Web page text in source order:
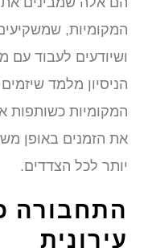
המקומיות, שמשקיעים
ושיודעים לעבוד עם
הניסיון מלמד
המקומיות כשותפות
את הזמנים באופן
יותר לכל הצדדים.
התחבורה
עירונית